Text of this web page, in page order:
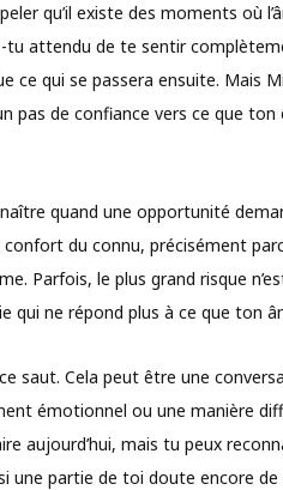
qu’il existe des moments où
attendu de te sentir
ce qui se passera ensuite. Mais
pas de confiance vers ce que
quand une opportunité
du connu, précisément
Parfois, le plus grand risque
ne répond plus à ce que ton
saut. Cela peut être une
émotionnel ou une manière
aujourd’hui, mais tu peux
une partie de toi doute encore